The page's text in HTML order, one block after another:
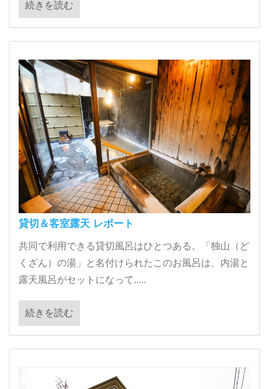
続きを読む
貸切＆客室露天 レポート
共同で利用できる貸切風呂はひとつある。「独山（ど
くざん）の湯」と名付けられたこのお風呂は、内湯と
露天風呂がセットになって.....
続きを読む